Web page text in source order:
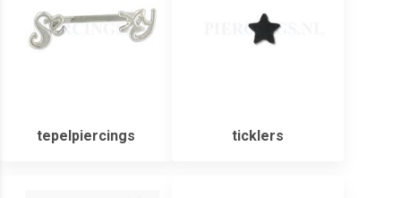
tepelpiercings ticklers